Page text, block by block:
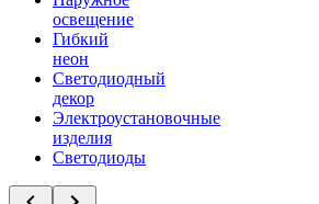
освещение
Гибкий
неон
Светодиодный
декор
Электроустановочные
изделия
Светодиоды